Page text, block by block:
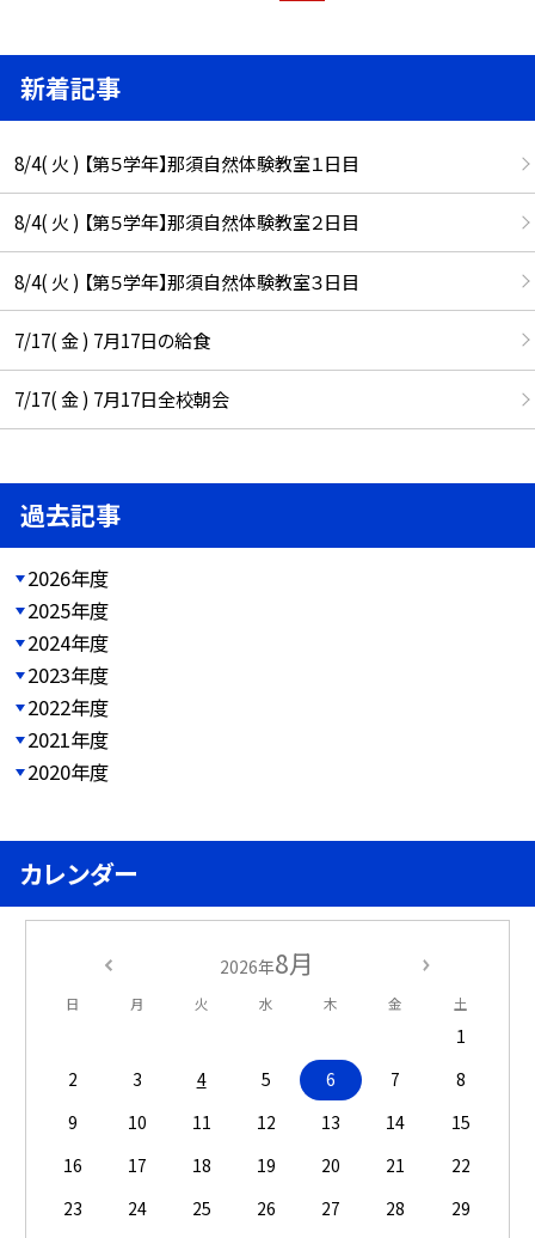
新着記事
8/4( 火 ) 【第５学年】那須自然体験教室１日目
8/4( 火 ) 【第５学年】那須自然体験教室２日目
8/4( 火 ) 【第５学年】那須自然体験教室３日目
7/17( 金 ) 7月17日の給食
7/17( 金 ) 7月17日全校朝会
過去記事
2026年度
2025年度
2024年度
2023年度
2022年度
2021年度
2020年度
カレンダー
2026年8月
日 月 火 水 木 金 土
1
2
3 4 5 6 7
8
9
10 11 12 13 14
15
16
17 18 19 20 21
22
23
24 25 26 27 28
29